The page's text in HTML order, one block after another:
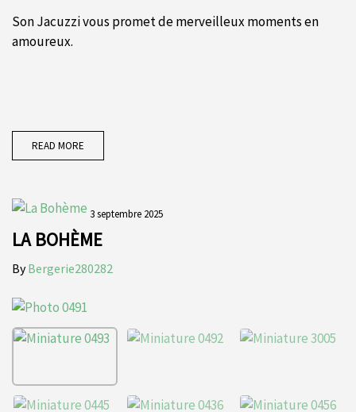
Son Jacuzzi vous promet de merveilleux moments en
amoureux.
READ MORE
3 septembre 2025
LA BOHÈME
ByBergerie280282